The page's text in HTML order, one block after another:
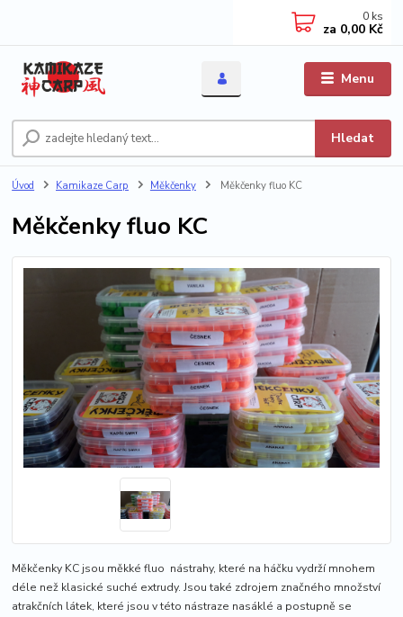
Menu
Hledat
0 ks
za 0,00 Kč
Úvod Kamikaze Carp Měkčenky Měkčenky fluo KC
Měkčenky fluo KC
Měkčenky KC jsou měkké fluo nástrahy, které na háčku vydrží mnohem
déle než klasické suché extrudy. Jsou také zdrojem značného množství
atrakčních látek, které jsou v této nástraze nasáklé a postupně se